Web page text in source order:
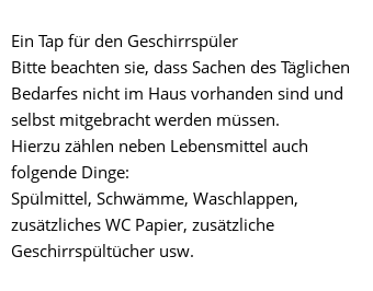
Ein Tap für den Geschirrspüler
Bitte beachten sie, dass Sachen des Täglichen
Bedarfes nicht im Haus vorhanden sind und
selbst mitgebracht werden müssen.
Hierzu zählen neben Lebensmittel auch
folgende Dinge:
Spülmittel, Schwämme, Waschlappen,
zusätzliches WC Papier, zusätzliche
Geschirrspültücher usw.